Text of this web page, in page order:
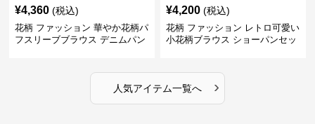
¥4,360 (税込)
花柄 ファッション 華やか花柄パ
フスリーブブラウス デニムパン
¥4,200 (税込)
花柄 ファッション レトロ可愛い
小花柄ブラウス ショーパンセッ
人気アイテム一覧へ ›